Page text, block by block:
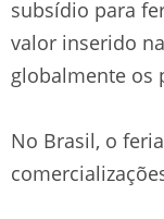
subsídio para
valor inserido
globalmente os
No Brasil, o